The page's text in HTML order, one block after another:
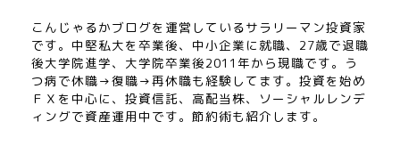
こんじゃるかブログを運営しているサラリーマン投資家
です。中堅私大を卒業後、中小企業に就職、27歳で退職
後大学院進学、大学院卒業後2011年から現職です。う
つ病で休職→復職→再休職も経験してます。投資を始め
ＦＸを中心に、投資信託、高配当株、ソーシャルレンデ
ィングで資産運用中です。節約術も紹介します。